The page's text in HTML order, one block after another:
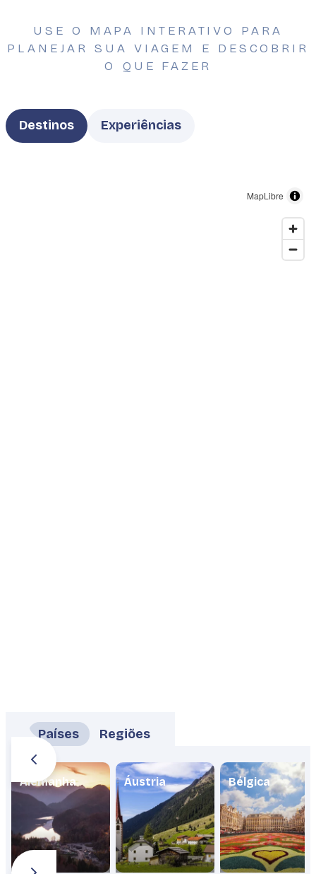
USE O MAPA INTERATIVO PARA
PLANEJAR SUA VIAGEM E DESCOBRIR
O QUE FAZER
TypeDestinos Experiências
MapLibre
Países Regiões
Alemanha Áustria Bélgica
Planeje sua